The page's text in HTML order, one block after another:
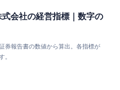
会社の経営指標｜数字の
券報告書の数値から算出。各指標が
。